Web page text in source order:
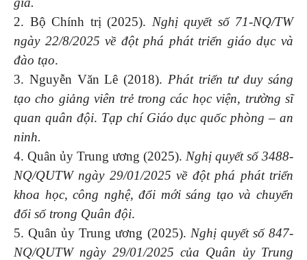
2. Bộ Chính trị (2025). Nghị quyết số 71-NQ/TW
ngày 22/8/2025 về đột phá phát triển giáo dục và
đào tạo.
3. Nguyễn Văn Lê (2018). Phát triển tư duy sáng
tạo cho giảng viên trẻ trong các học viện, trường sĩ
quan quân đội. Tạp chí Giáo dục quốc phòng – an
ninh.
4. Quân ủy Trung ương (2025). Nghị quyết số 3488-
NQ/QUTW ngày 29/01/2025 về đột phá phát triển
khoa học, công nghệ, đổi mới sáng tạo và chuyển
đổi số trong Quân đội.
5. Quân ủy Trung ương (2025). Nghị quyết số 847-
NQ/QUTW ngày 29/01/2025 của Quân ủy Trung